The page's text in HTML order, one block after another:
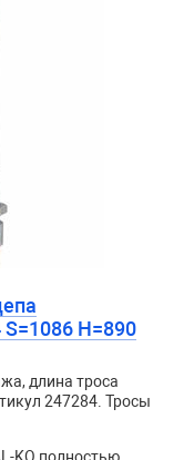
H=890
длина троса
247284. Тросы